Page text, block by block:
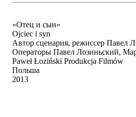
«Отец и сын»
Ojciec i syn
Автор сценария, режиссер Павел
Операторы Павел Лозиньский,
Paweł Łoziński Produkcja Filmów
Польша
2013